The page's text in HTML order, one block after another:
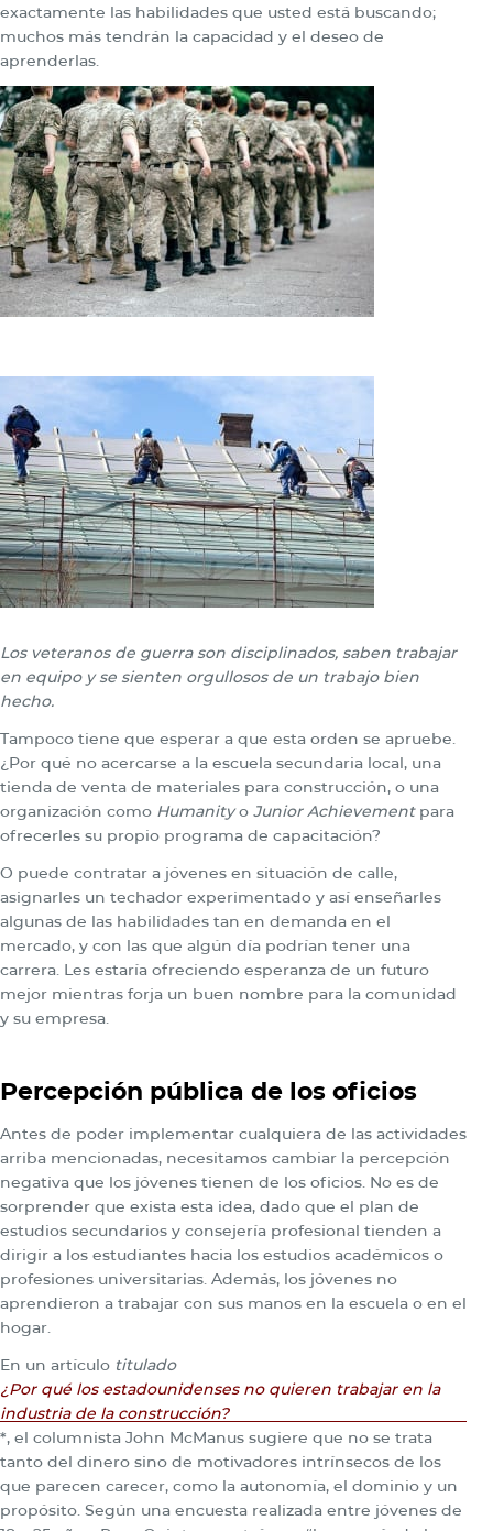
exactamente las habilidades que usted está buscando;
muchos más tendrán la capacidad y el deseo de
aprenderlas.
Los veteranos de guerra son disciplinados, saben trabajar
en equipo y se sienten orgullosos de un trabajo bien
hecho.
Tampoco tiene que esperar a que esta orden se apruebe.
¿Por qué no acercarse a la escuela secundaria local, una
tienda de venta de materiales para construcción, o una
organización como Humanityo Junior Achievementpara
ofrecerles su propio programa de capacitación?
O puede contratar a jóvenes en situación de calle,
asignarles un techador experimentado y así enseñarles
algunas de las habilidades tan en demanda en el
mercado, y con las que algún día podrían tener una
carrera. Les estaría ofreciendo esperanza de un futuro
mejor mientras forja un buen nombre para la comunidad
y su empresa.
Percepción pública de los oficios
Antes de poder implementar cualquiera de las actividades
arriba mencionadas, necesitamos cambiar la percepción
negativa que los jóvenes tienen de los oficios. No es de
sorprender que exista esta idea, dado que el plan de
estudios secundarios y consejería profesional tienden a
dirigir a los estudiantes hacia los estudios académicos o
profesiones universitarias. Además, los jóvenes no
aprendieron a trabajar con sus manos en la escuela o en el
hogar.
En un artículo titulado
¿Por qué los estadounidenses no quieren trabajar en la
industria de la construcción?
*, el columnista John McManus sugiere que no se trata
tanto del dinero sino de motivadores intrínsecos de los
que parecen carecer, como la autonomía, el dominio y un
propósito. Según una encuesta realizada entre jóvenes de